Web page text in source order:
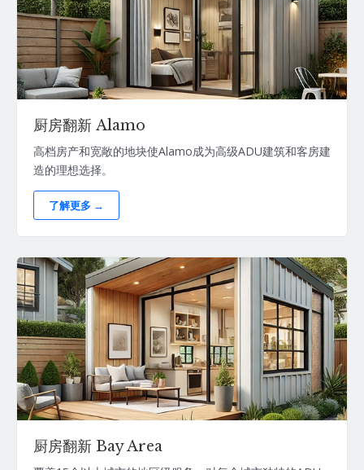
厨房翻新 Alamo
高档房产和宽敞的地块使Alamo成为高级ADU建筑和客房建
造的理想选择。
了解更多 →
厨房翻新 Bay Area